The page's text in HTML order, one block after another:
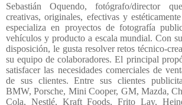
Sebastián Oquendo, fotógrafo/director
creativas, originales, efectivas y
especializa en proyectos de fotografía
vehículos y producto a escala mundial. Con
disposición, le gusta resolver retos técnico-
su equipo de colaboradores. El principal
satisfacer las necesidades comerciales de
de sus clientes. Entre sus clientes
BMW, Porsche, Mini Cooper, GM, Mazda,
Cola, Nestlé, Kraft Foods, Frito Lay,